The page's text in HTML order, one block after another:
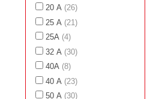
20 А (26)
25 А (21)
25А (4)
32 А (30)
40А (8)
40 А (23)
50 А (30)